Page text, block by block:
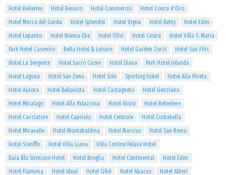
Hotel Bellerive
Hotel Benaco Hotel Commercio
Hotel Conca d'Oro
Hotel Mecca del Garda
Hotel Splendid Hotel Vigna Hotel Betty
Hotel Eden
Hotel Lepanto
Hotel Nonna Ebe Hotel Olivi Hotel Cesira
Hotel Villa S. Maria
Park Hotel Casimiro
Bella Hotel & Leisure Hotel Garden Zorzi
Hotel San Filis
Hotel La Sorgente
Hotel Sacro Cuore Hotel Diana
Park Hotel Jolanda
Hotel Laguna
Hotel San Zeno Hotel Sole Sporting Hotel
Hotel Alla Pineta
Hotel Aurora
Hotel Bellavista Hotel Castagneto
Hotel Genziana
Hotel Miralago
Hotel Alla Palazzina Hotel Aloisi
Hotel Belvedere
Hotel Cacciatore
Hotel Capriolo Hotel Centrale
Hotel Costabella
Hotel Miravalle
Hotel Montebaldina Hotel Narciso
Hotel San Remo
Hotel Sceriffo
Hotel Villa Liana
Villa Cortine Palace Hotel
Baia Blu Sirmione Hotel
Hotel Broglia Hotel Continental
Hotel Eden
Hotel Flaminia
Hotel Ideal Hotel Olivi Hotel Abacus
Hotel Alfieri